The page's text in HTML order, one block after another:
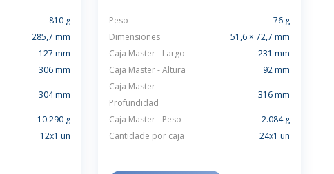
810 g
285,7 mm
127 mm
306 mm
304 mm
10.290 g
12x1 un
Peso
76 g
Dimensiones
51,6 × 72,7 mm
Caja Master - Largo
231 mm
Caja Master - Altura
92 mm
Caja Master -
Profundidad
316 mm
Caja Master - Peso
2.084 g
Cantidade por caja
24x1 un